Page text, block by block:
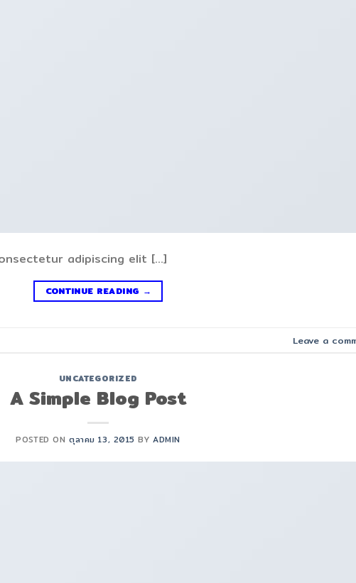
adipiscing elit […]
CONTINUE READING →
Leave a
UNCATEGORIZED
A Simple Blog Post
POSTED ONตุลาคม 13, 2015 BYADMIN